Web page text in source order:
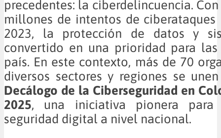
precedentes: la ciberdelincuencia.
millones de intentos de ciberataques
2023, la protección de datos y
convertido en una prioridad para las
país. En este contexto, más de 70
diversos sectores y regiones se
Decálogo de la Ciberseguridad en
2025, una iniciativa pionera
seguridad digital a nivel nacional.